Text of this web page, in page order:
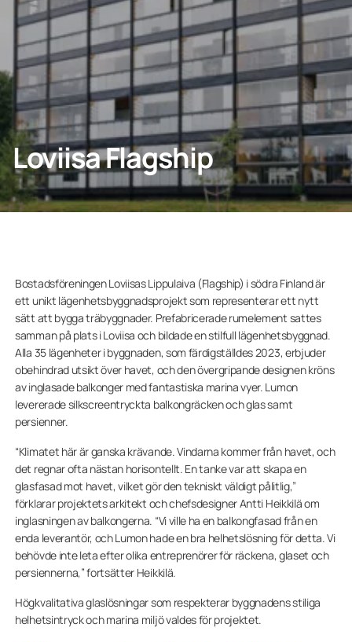
Privatperson
Lumonkoncernen
Kontakta oss
KONTAKTA OSS
Loviisa Flagship
Bostadsföreningen Loviisas Lippulaiva (Flagship) i södra Finland är
ett unikt lägenhetsbyggnadsprojekt som representerar ett nytt
sätt att bygga träbyggnader. Prefabricerade rumelement sattes
samman på plats i Loviisa och bildade en stilfull lägenhetsbyggnad.
Alla 35 lägenheter i byggnaden, som färdigställdes 2023, erbjuder
obehindrad utsikt över havet, och den övergripande designen kröns
av inglasade balkonger med fantastiska marina vyer. Lumon
levererade silkscreentryckta balkongräcken och glas samt
persienner.
“Klimatet här är ganska krävande. Vindarna kommer från havet, och
det regnar ofta nästan horisontellt. En tanke var att skapa en
glasfasad mot havet, vilket gör den tekniskt väldigt pålitlig,”
förklarar projektets arkitekt och chefsdesigner Antti Heikkilä om
inglasningen av balkongerna. “Vi ville ha en balkongfasad från en
enda leverantör, och Lumon hade en bra helhetslösning för detta. Vi
behövde inte leta efter olika entreprenörer för räckena, glaset och
persiennerna,” fortsätter Heikkilä.
Högkvalitativa glaslösningar som respekterar byggnadens stiliga
helhetsintryck och marina miljö valdes för projektet.